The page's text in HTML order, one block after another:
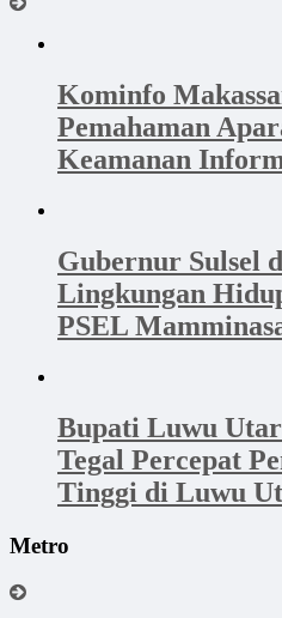
Kominfo
Pemahaman
Keamanan
Gubernur Sulsel
Lingkungan
PSEL
Bupati Luwu
Tegal Percepat
Tinggi di Luwu
Metro